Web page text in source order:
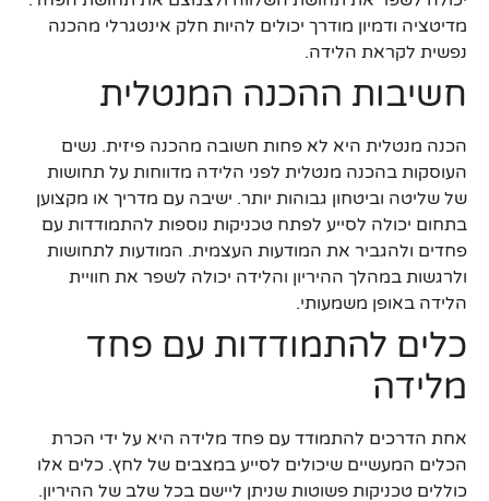
מדיטציה ודמיון מודרך יכולים להיות חלק אינטגרלי מהכנה
נפשית לקראת הלידה.
חשיבות ההכנה המנטלית
הכנה מנטלית היא לא פחות חשובה מהכנה פיזית. נשים
העוסקות בהכנה מנטלית לפני הלידה מדווחות על תחושות
של שליטה וביטחון גבוהות יותר. ישיבה עם מדריך או מקצוען
בתחום יכולה לסייע לפתח טכניקות נוספות להתמודדות עם
פחדים ולהגביר את המודעות העצמית. המודעות לתחושות
ולרגשות במהלך ההיריון והלידה יכולה לשפר את חוויית
הלידה באופן משמעותי.
כלים להתמודדות עם פחד
מלידה
אחת הדרכים להתמודד עם פחד מלידה היא על ידי הכרת
הכלים המעשיים שיכולים לסייע במצבים של לחץ. כלים אלו
כוללים טכניקות פשוטות שניתן ליישם בכל שלב של ההיריון.